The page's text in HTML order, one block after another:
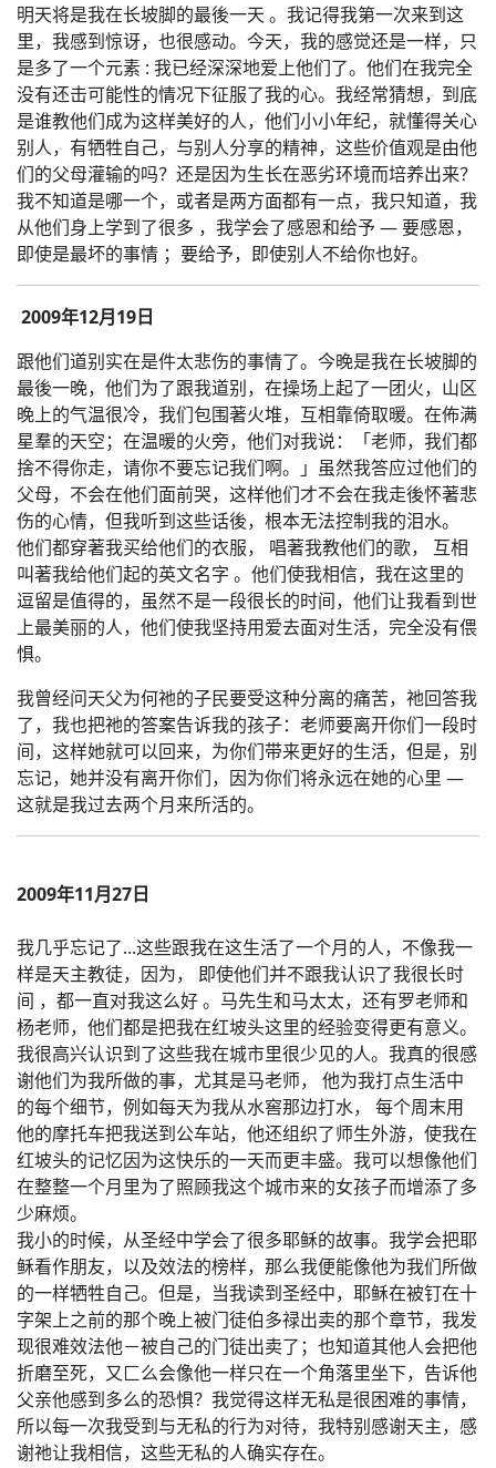
明天将是我在长坡脚的最後一天 。我记得我第一次来到这
里，我感到惊讶，也很感动。今天，我的感觉还是一样，只
是多了一个元素 : 我已经深深地爱上他们了。他们在我完全
没有还击可能性的情况下征服了我的心。我经常猜想，到底
是谁教他们成为这样美好的人，他们小小年纪，就懂得关心
别人，有牺牲自己，与别人分享的精神，这些价值观是由他
们的父母灌输的吗？还是因为生长在恶劣环境而培养出来？
我不知道是哪一个，或者是两方面都有一点，我只知道，我
从他们身上学到了很多 ，我学会了感恩和给予 — 要感恩，
即使是最坏的事情 ；要给予，即使别人不给你也好。
2009年12月19日
跟他们道别实在是件太悲伤的事情了。今晚是我在长坡脚的
最後一晚，他们为了跟我道别，在操场上起了一团火，山区
晚上的气温很冷，我们包围著火堆，互相靠倚取暖。在佈满
星羣的天空；在温暖的火旁，他们对我说：「老师，我们都
捨不得你走，请你不要忘记我们啊。」虽然我答应过他们的
父母，不会在他们面前哭，这样他们才不会在我走後怀著悲
伤的心情，但我听到这些话後，根本无法控制我的泪水。
他们都穿著我买给他们的衣服， 唱著我教他们的歌， 互相
叫著我给他们起的英文名字 。他们使我相信，我在这里的
逗留是值得的，虽然不是一段很长的时间，他们让我看到世
上最美丽的人，他们使我坚持用爱去面对生活，完全没有偎
惧。
我曾经问天父为何祂的子民要受这种分离的痛苦，祂回答我
了，我也把祂的答案告诉我的孩子：老师要离开你们一段时
间，这样她就可以回来，为你们带来更好的生活，但是，别
忘记，她并没有离开你们，因为你们将永远在她的心里 —
这就是我过去两个月来所活的。
2009年11月27日
我几乎忘记了...这些跟我在这生活了一个月的人，不像我一
样是天主教徒，因为， 即使他们并不跟我认识了我很长时
间 ，都一直对我这么好 。马先生和马太太，还有罗老师和
杨老师，他们都是把我在红坡头这里的经验变得更有意义。
我很高兴认识到了这些我在城市里很少见的人。我真的很感
谢他们为我所做的事，尤其是马老师， 他为我打点生活中
的每个细节，例如每天为我从水窖那边打水， 每个周末用
他的摩托车把我送到公车站，他还组织了师生外游，使我在
红坡头的记忆因为这快乐的一天而更丰盛。我可以想像他们
在整整一个月里为了照顾我这个城市来的女孩子而增添了多
少麻烦。
我小的时候，从圣经中学会了很多耶稣的故事。我学会把耶
稣看作朋友，以及效法的榜样，那么我便能像他为我们所做
的一样牺牲自己。但是，当我读到圣经中，耶稣在被钉在十
字架上之前的那个晚上被门徒伯多禄出卖的那个章节，我发
现很难效法他－被自己的门徒出卖了；也知道其他人会把他
折磨至死，又匚么会像他一样只在一个角落里坐下，告诉他
父亲他感到多么的恐惧？我觉得这样无私是很困难的事情，
所以每一次我受到与无私的行为对待，我特别感谢天主，感
谢祂让我相信，这些无私的人确实存在。